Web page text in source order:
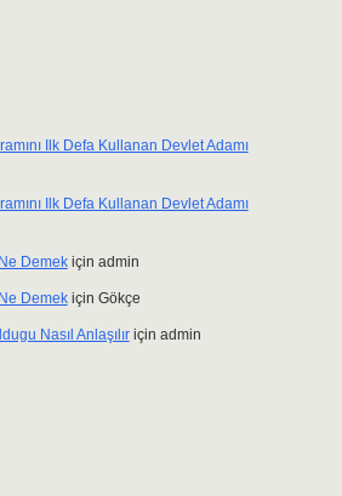
Ilk Defa Kullanan Devlet Adamı
Ilk Defa Kullanan Devlet Adamı
Demekiçin admin
Demekiçin Gökçe
Nasıl Anlaşılıriçin admin